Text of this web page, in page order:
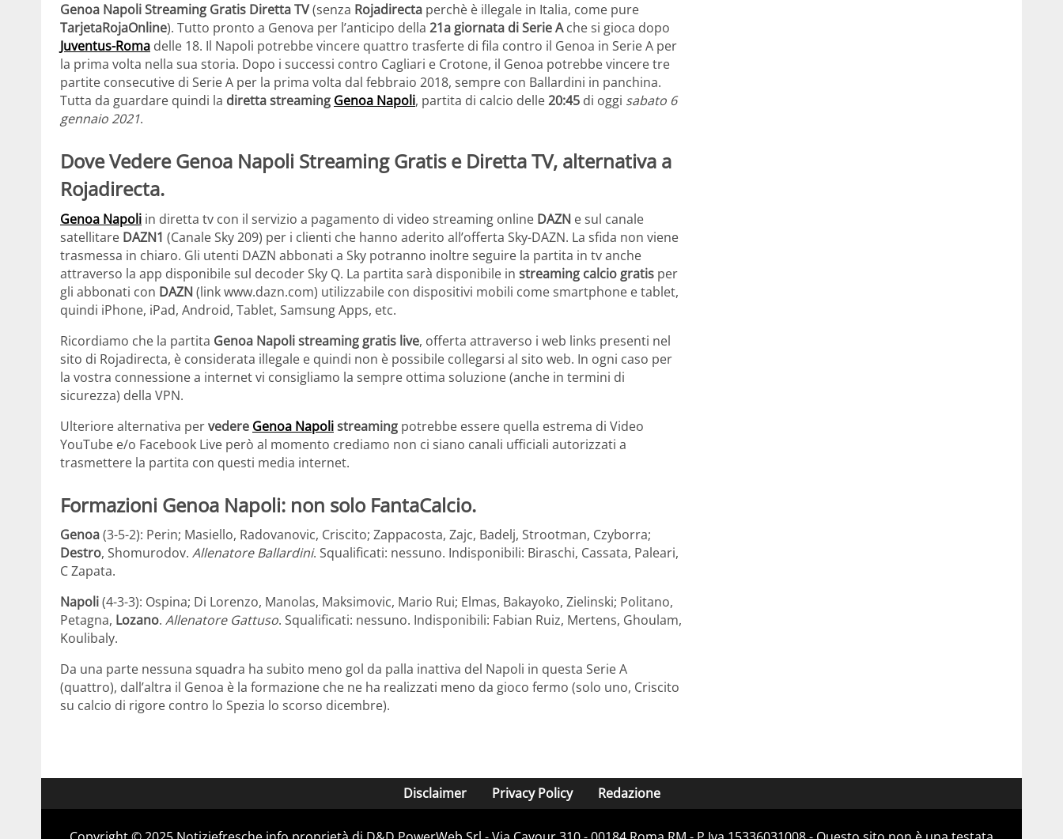
Genoa Napoli Streaming Gratis Diretta TV(senza Rojadirecta perchè è illegale in Italia, come pure
TarjetaRojaOnline). Tutto pronto a Genova per l’anticipo della 21a giornata di Serie Ache si gioca dopo
Juventus-Roma delle 18. Il Napoli potrebbe vincere quattro trasferte di fila contro il Genoa in Serie A per
la prima volta nella sua storia. Dopo i successi contro Cagliari e Crotone, il Genoa potrebbe vincere tre
partite consecutive di Serie A per la prima volta dal febbraio 2018, sempre con Ballardini in panchina.
Tutta da guardare quindi la diretta streaming Genoa Napoli, partita di calcio delle20:45 di oggi sabato 6
gennaio 2021.
Dove VedereGenoa Napoli Streaming Gratis e Diretta TV, alternativa a
Rojadirecta.
Genoa Napoli in diretta tv con il servizio a pagamento di video streaming online DAZN e sul canale
satellitare DAZN1 (Canale Sky 209) per i clienti che hanno aderito all’offerta Sky-DAZN. La sfida non viene
trasmessa in chiaro. Gli utenti DAZN abbonati a Sky potranno inoltre seguire la partita in tv anche
attraverso la app disponibile sul decoder Sky Q. La partita sarà disponibile in streaming calcio gratis per
gli abbonati con DAZN(link www.dazn.com) utilizzabile con dispositivi mobili come smartphone e tablet,
quindi iPhone, iPad, Android, Tablet, Samsung Apps, etc.
Ricordiamo che la partita Genoa Napolistreaming gratis live, offerta attraverso i web links presenti nel
sito di Rojadirecta, è considerata illegale e quindi non è possibile collegarsi al sito web. In ogni caso per
la vostra connessione a internet vi consigliamo la sempre ottima soluzione (anche in termini di
sicurezza) della VPN.
Ulteriore alternativa pervedere Genoa Napolistreaming potrebbe essere quella estrema di Video
YouTube e/o Facebook Live però al momento crediamo non ci siano canali ufficiali autorizzati a
trasmettere la partita con questi media internet.
Formazioni Genoa Napoli: non solo FantaCalcio.
Genoa(3-5-2): Perin; Masiello, Radovanovic, Criscito; Zappacosta, Zajc, Badelj, Strootman, Czyborra;
Destro, Shomurodov. Allenatore Ballardini. Squalificati: nessuno. Indisponibili: Biraschi, Cassata, Paleari,
C Zapata.
Napoli(4-3-3): Ospina; Di Lorenzo, Manolas, Maksimovic, Mario Rui; Elmas, Bakayoko, Zielinski; Politano,
Petagna, Lozano. Allenatore Gattuso. Squalificati: nessuno. Indisponibili: Fabian Ruiz, Mertens, Ghoulam,
Koulibaly.
Da una parte nessuna squadra ha subito meno gol da palla inattiva del Napoli in questa Serie A
(quattro), dall’altra il Genoa è la formazione che ne ha realizzati meno da gioco fermo (solo uno, Criscito
su calcio di rigore contro lo Spezia lo scorso dicembre).
Disclaimer Privacy Policy Redazione